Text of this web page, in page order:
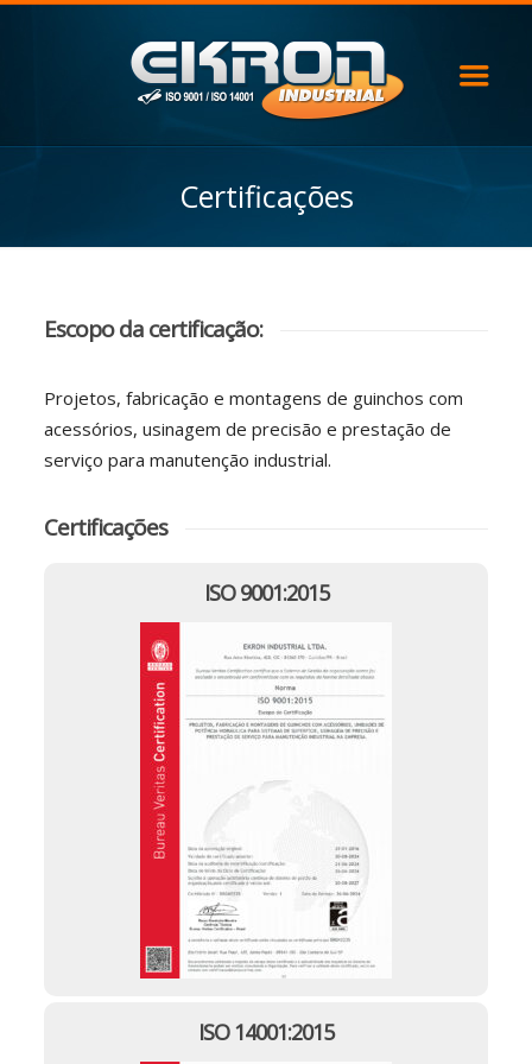
Certificações
Escopo da certificação:
Projetos, fabricação e montagens de guinchos com
acessórios, usinagem de precisão e prestação de
serviço para manutenção industrial.
Certificações
ISO 9001:2015
ISO 14001:2015